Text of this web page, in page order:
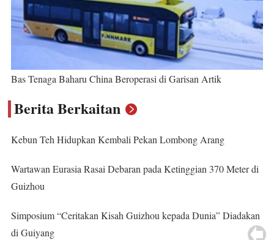
Bas Tenaga Baharu China Beroperasi di Garisan Artik
Berita Berkaitan
Kebun Teh Hidupkan Kembali Pekan Lombong Arang
Wartawan Eurasia Rasai Debaran pada Ketinggian 370 Meter di
Guizhou
Simposium “Ceritakan Kisah Guizhou kepada Dunia” Diadakan
di Guiyang